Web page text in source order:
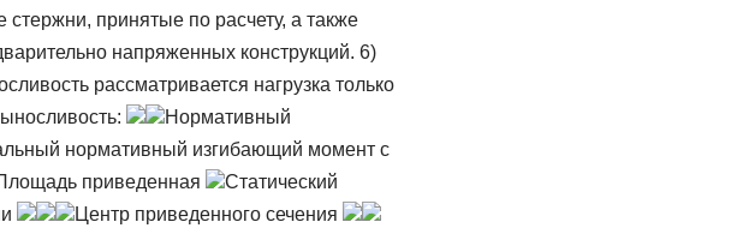
принятые по расчету, а также
напряженных конструкций. 6)
рассматривается нагрузка только
Нормативный
нормативный изгибающий момент с
приведенная
Статический
Центр приведенного сечения